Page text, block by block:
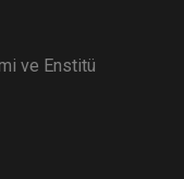
ve Enstitü